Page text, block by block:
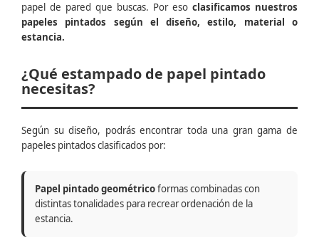
papel de pared que buscas. Por eso clasificamos nuestros
papeles pintados según el diseño, estilo, material o
estancia.
¿Qué estampado de papel pintado
necesitas?
Según su diseño, podrás encontrar toda una gran gama de
papeles pintados clasificados por:
Papel pintado geométricoformas combinadas con
distintas tonalidades para recrear ordenación de la
estancia.